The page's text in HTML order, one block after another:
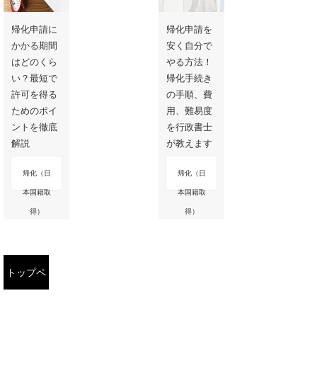
帰化申請に
かかる期間
はどのくら
い？最短で
許可を得る
ためのポイ
ントを徹底
解説
帰化（日
本国籍取
得）
帰化申請を
安く自分で
やる方法！
帰化手続き
の手順、費
用、難易度
を行政書士
が教えます
帰化（日
本国籍取
得）
トップペ